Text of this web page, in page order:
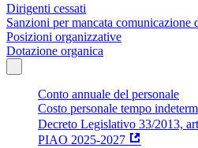
Dirigenti cessati
Sanzioni per mancata comunicazione
Posizioni organizzative
Dotazione organica
Conto annuale del personale
Costo personale tempo
Decreto Legislativo 33/2013,
PIAO 2025-2027